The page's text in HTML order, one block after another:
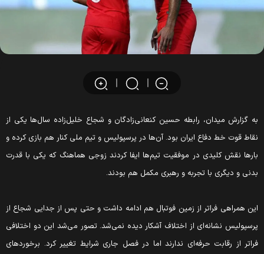
گزارش میدان، رابطه حسین کنعانی‌زادگان و شجاع خلیل‌زاده سال‌ها یکی از
قوت خط دفاع ایران بود. آن‌ها در پرسپولیس و تیم ملی کنار هم بازی کرده و
نقش کلیدی در موفقیت تیم‌ها ایفا کردند زوجی هماهنگ که یکی با قدرت
و دیگری با تجربه و رهبری مکمل هم بودند.
همراهی فراتر از زمین فوتبال هم ادامه داشت و حتی پس از جدایی شجاع از
نشانه‌ای از اختلاف آشکار دیده نمی‌شد. تصور می‌شد این دو اختلافی
از رقابت حرفه‌ای ندارند اما در فصل جاری شرایط تغییر کرد. برخوردهای